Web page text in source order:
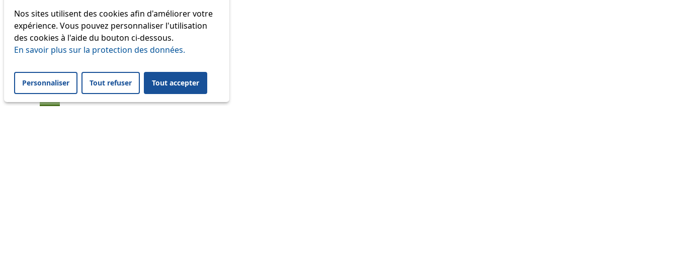
17
18
20
21
24
Nos sites utilisent des cookies afin d'améliorer votre
expérience. Vous pouvez personnaliser l'utilisation
des cookies à l'aide du bouton ci-dessous.
En savoir plus sur la protection des données.
Personnaliser Tout refuser Tout accepter